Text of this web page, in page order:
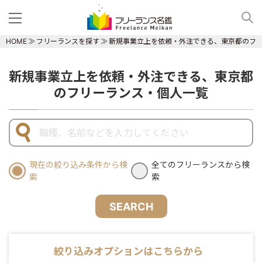
HOME フリーランスを探す 新規事業立上を依頼・外注できる、東京都のフ
新規事業立上を依頼・外注できる、東京都
のフリーランス・個人一覧
現在の絞り込み条件から検
索
全てのフリーランスから検
索
SEARCH
絞り込みオプションはこちらから